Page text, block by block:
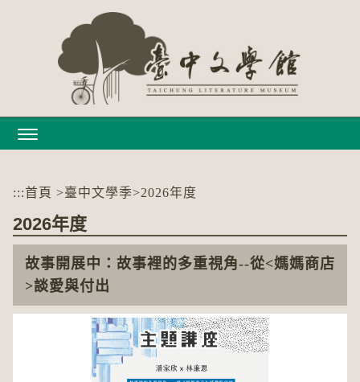
:::首頁 >臺中文學季>2026年度
2026年度
故事開展中：故事裡的多重視角--從<媽媽商店
>談愛與付出